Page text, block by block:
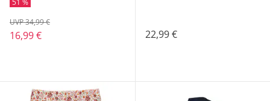
51 %
16,99 €
UVP 34,99 €
22,99 €